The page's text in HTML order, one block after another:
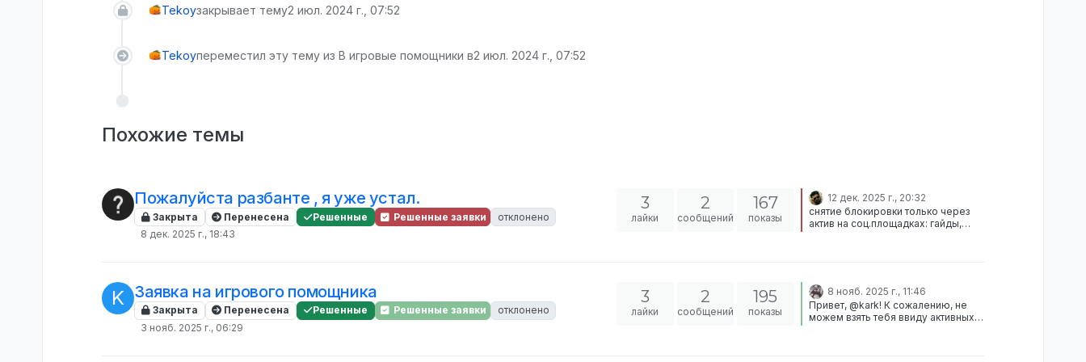
Tekoyзакрывает тему2 июл. 2024 г., 07:52
Tekoyпереместил эту тему из В игровые помощники в2 июл. 2024 г., 07:52
Похожие темы
Пожалуйста разбанте , я уже устал.
Закрыта Перенесена Решенные Решенные заявки
отклонено
8 дек. 2025 г., 18:43
3
лайки
2
сообщений
167
показы
12 дек. 2025 г., 20:32
снятие блокировки только через
актив на соц.площадках: гайды,
поглядим
K Заявка на игрового помощника
Закрыта Перенесена Решенные Решенные заявки
отклонено
3 нояб. 2025 г., 06:29
3
лайки
2
сообщений
195
показы
8 нояб. 2025 г., 11:46
Привет, @kark! К сожалению, не
можем взять тебя ввиду активных